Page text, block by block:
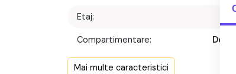
Etaj:
Compartimentare:
Confort:
Mai multe caracteristici